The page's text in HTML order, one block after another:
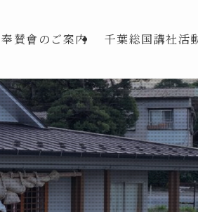
奉賛會のご案内 千葉総国講社活